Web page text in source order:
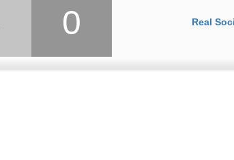
0 Real